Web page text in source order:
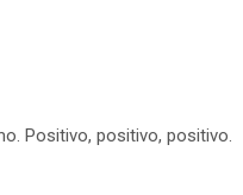
Positivo, positivo, positivo.